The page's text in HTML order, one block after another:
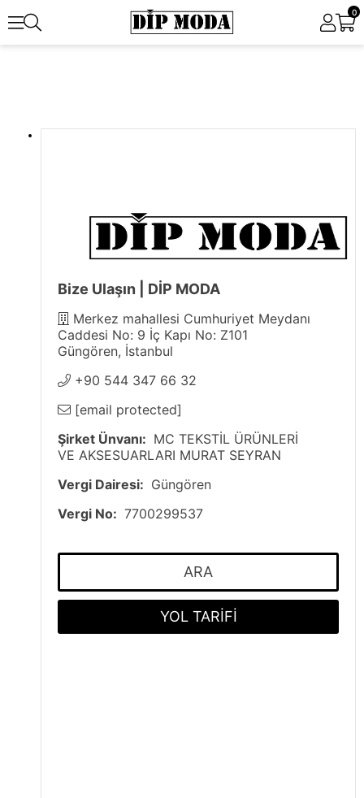
0
Bize Ulaşın | DİP MODA
Merkez mahallesi Cumhuriyet Meydanı
Caddesi No: 9 İç Kapı No: Z101
Güngören, İstanbul
+90 544 347 66 32
[email protected]
Şirket Ünvanı: MC TEKSTİL ÜRÜNLERİ
VE AKSESUARLARI MURAT SEYRAN
Vergi Dairesi: Güngören
Vergi No: 7700299537
ARA
YOL TARİFİ